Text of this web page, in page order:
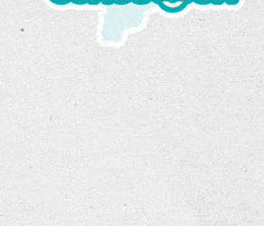
Educación
Educación y deporte
ReCreo Neuquén
segunda edición en
con más de 13 mil
inscriptos